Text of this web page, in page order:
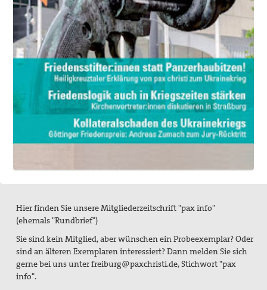
Mitgliedschaft/Spenden
Spiritualität
Aktive Gewaltfreiheit
Bühler Kreuz und andere Orte des Friedens
Friedensmeditationen zu Menschen des Friedens
Politisches Nachtgebet
Filmgespräch "tun wir. tun wir. was dazu."
Friedensbildung
Friedensläufe
Hier finden Sie unsere Mitgliederzeitschrift "pax info"
(ehemals "Rundbrief")
Sie sind kein Mitglied, aber wünschen ein Probeexemplar? Oder
sind an älteren Exemplaren interessiert? Dann melden Sie sich
gerne bei uns unter freiburg@paxchristi.de, Stichwort "pax
info".